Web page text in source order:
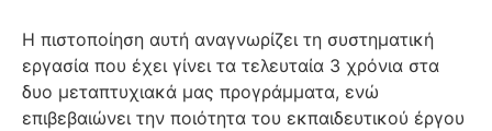
Η πιστοποίηση αυτή αναγνωρίζει τη συστηματική
εργασία που έχει γίνει τα τελευταία 3 χρόνια στα
δυο μεταπτυχιακά μας προγράμματα, ενώ
επιβεβαιώνει την ποιότητα του εκπαιδευτικού έργου